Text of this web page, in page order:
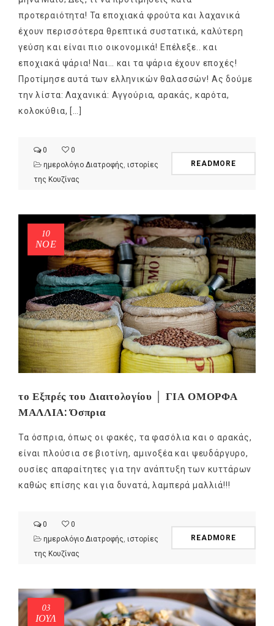
προτεραιότητα! Τα εποχιακά φρούτα και λαχανικά
έχουν περισσότερα θρεπτικά συστατικά, καλύτερη
γεύση και είναι πιο οικονομικά! Επέλεξε.. και
εποχιακά ψάρια! Ναι… και τα ψάρια έχουν εποχές!
Προτίμησε αυτά των ελληνικών θαλασσών! Ας δούμε
την λίστα: Λαχανικά: Αγγούρια, αρακάς, καρότα,
κολοκύθια, […]
0
0
ημερολόγιο Διατροφής, ιστορίες
της Κουζίνας
READMORE
10
ΝΟΈ
το Εξπρές του Διαιτολογίου │ ΓΙΑ ΟΜΟΡΦΑ
ΜΑΛΛΙΑ: Όσπρια
Τα όσπρια, όπως οι φακές, τα φασόλια και ο αρακάς,
είναι πλούσια σε βιοτίνη, αμινοξέα και ψευδάργυρο,
ουσίες απαραίτητες για την ανάπτυξη των κυττάρων
καθώς επίσης και για δυνατά, λαμπερά μαλλιά!!!
0
0
ημερολόγιο Διατροφής, ιστορίες
της Κουζίνας
READMORE
03
ΙΟΎΛ
Get ti
mel
y updates
fro
m
your favorite